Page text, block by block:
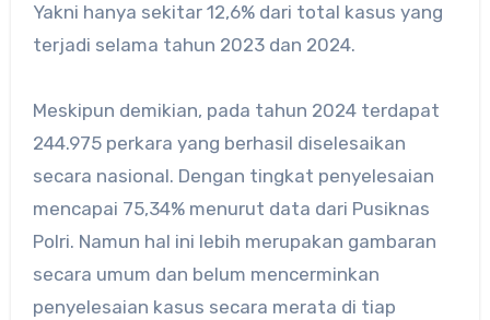
Yakni hanya sekitar 12,6% dari total kasus yang
terjadi selama tahun 2023 dan 2024.
Meskipun demikian, pada tahun 2024 terdapat
244.975 perkara yang berhasil diselesaikan
secara nasional. Dengan tingkat penyelesaian
mencapai 75,34% menurut data dari Pusiknas
Polri. Namun hal ini lebih merupakan gambaran
secara umum dan belum mencerminkan
penyelesaian kasus secara merata di tiap